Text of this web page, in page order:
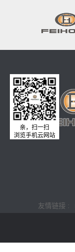
友情链接 :
亲，扫一扫
浏览手机云网站